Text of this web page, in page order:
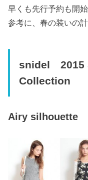
早くも先行予約も開
参考に、春の装いの
snidel 2015
Collection
Airy silhouette